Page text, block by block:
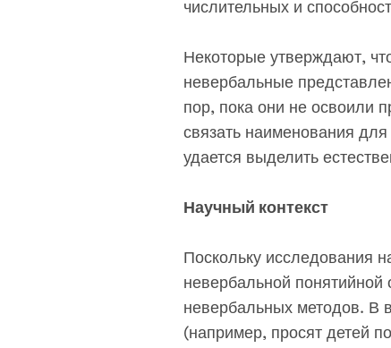
числительных и
Некоторые утверждают,
невербальные
пор, пока они не освоили
связать наименования
удается выделить
Научный контекст
Поскольку исследования
невербальной
невербальных методов. В
(например, просят детей